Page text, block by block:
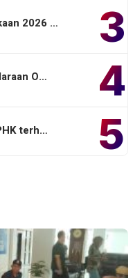
3
2026 …
4
O…
5
terh…